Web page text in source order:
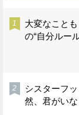
大変なこと
の“自分ルー
シスターフ
然、君がい